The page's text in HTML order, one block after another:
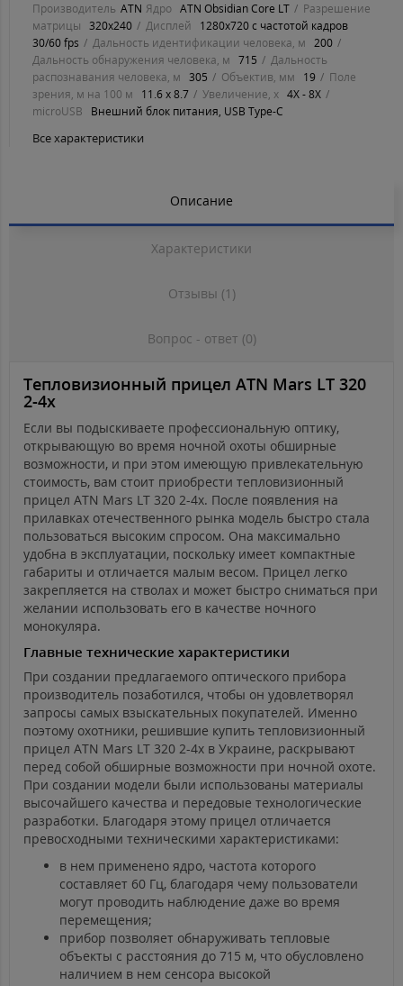
Производитель ATN Ядро ATN Obsidian Core LT
Разрешение
матрицы 320x240 Дисплей
1280x720 с частотой кадров
30/60 fps
Дальность идентификации человека, м 200
Дальность обнаружения человека, м 715
Дальность
распознавания человека, м 305 Объектив, мм 19
Поле
зрения, м на 100 м
11.6 x 8.7 Увеличение, х 4X - 8X
microUSB
Внешний блок питания, USB Type-C
Все характеристики
Описание
Характеристики
Отзывы (1)
Вопрос - ответ (0)
Тепловизионный прицел ATN Mars LT 320
2-4x
Если вы подыскиваете профессиональную оптику,
открывающую во время ночной охоты обширные
возможности, и при этом имеющую привлекательную
стоимость, вам стоит приобрести тепловизионный
прицел ATN Mars LT 320 2-4x. После появления на
прилавках отечественного рынка модель быстро стала
пользоваться высоким спросом. Она максимально
удобна в эксплуатации, поскольку имеет компактные
габариты и отличается малым весом. Прицел легко
закрепляется на стволах и может быстро сниматься при
желании использовать его в качестве ночного
монокуляра.
Главные технические характеристики
При создании предлагаемого оптического прибора
производитель позаботился, чтобы он удовлетворял
запросы самых взыскательных покупателей. Именно
поэтому охотники, решившие купить тепловизионный
прицел ATN Mars LT 320 2-4x в Украине, раскрывают
перед собой обширные возможности при ночной охоте.
При создании модели были использованы материалы
высочайшего качества и передовые технологические
разработки. Благодаря этому прицел отличается
превосходными техническими характеристиками:
в нем применено ядро, частота которого
составляет 60 Гц, благодаря чему пользователи
могут проводить наблюдение даже во время
перемещения;
прибор позволяет обнаруживать тепловые
объекты с расстояния до 715 м, что обусловлено
наличием в нем сенсора высокой